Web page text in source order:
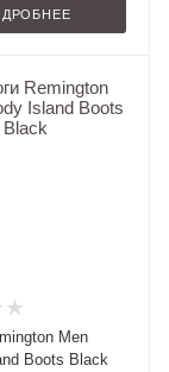
Men
Boots Black